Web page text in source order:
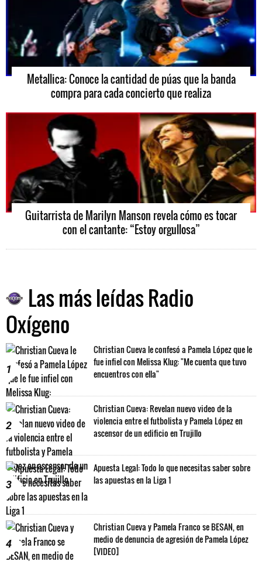
Metallica: Conoce la cantidad de púas que la banda
compra para cada concierto que realiza
Guitarrista de Marilyn Manson revela cómo es tocar
con el cantante: “Estoy orgullosa”
Las más leídas Radio
Oxígeno
1
Christian Cueva le confesó a Pamela López que le
fue infiel con Melissa Klug: "Me cuenta que tuvo
encuentros con ella"
2
Christian Cueva: Revelan nuevo video de la
violencia entre el futbolista y Pamela López en
ascensor de un edificio en Trujillo
3
Apuesta Legal: Todo lo que necesitas saber sobre
las apuestas en la Liga 1
4
Christian Cueva y Pamela Franco se BESAN, en
medio de denuncia de agresión de Pamela López
[VIDEO]